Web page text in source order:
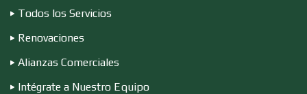
Construcciones en General
Contadores
Todos los Servicios
Renovaciones
Alianzas Comerciales
Intégrate a Nuestro Equipo